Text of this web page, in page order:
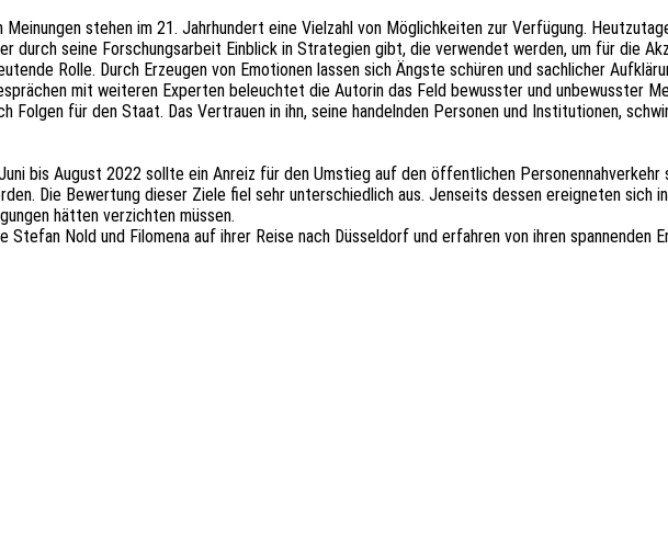
stehen im 21. Jahr­hun­dert eine Viel­zahl von Möglich­kei­ten zur Verfü­gung.
durch seine Forschungs­ar­beit Einblick in Stra­te­gien gibt, die verwen­det werden, um für die
Rolle. Durch Erzeu­gen von Emotio­nen lassen sich Ängste schü­ren und sach­li­cher
mit weite­ren Exper­ten beleuch­tet die Autorin das Feld bewuss­ter und unbe­wuss­ter
Folgen für den Staat. Das Vertrau­en in ihn, seine handeln­den Perso­nen und Insti­tu­tio­nen,
bis August 2022 sollte ein Anreiz für den Umstieg auf den öffent­li­chen
Die Bewer­tung dieser Ziele fiel sehr unter­schied­lich aus. Jenseits dessen ereig­ne­ten sich
hätten verzich­ten müssen.
Nold und Filome­na auf ihrer Reise nach Düssel­dorf und erfah­ren von ihren span­nen­den